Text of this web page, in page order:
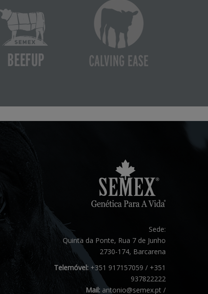
Sede:
Quinta da Ponte, Rua 7 de Junho
2730-174, Barcarena
Telemóvel:+351 917157059 / +351
937822222
Mail: antonio@semex.pt /